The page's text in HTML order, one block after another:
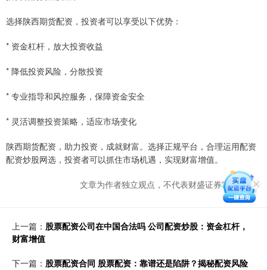
选择陕西期货配资，投资者可以享受以下优势：
* 资金杠杆，放大投资收益
* 降低投资风险，分散投资
* 专业指导和风控服务，保障资金安全
* 灵活调整投资策略，适应市场变化
陕西期货配资，助力投资，成就财富。选择正规平台，合理运用配资
配资炒股网选，投资者可以抓住市场机遇，实现财富增值。
文章为作者独立观点，不代表财盛证券官网观点
上一篇： 股票配资公司在中国合法吗 公司配资炒股：资金杠杆，
财富增值
下一篇： 股票配资合同 股票配资：靠谱还是陷阱？揭秘配资风险